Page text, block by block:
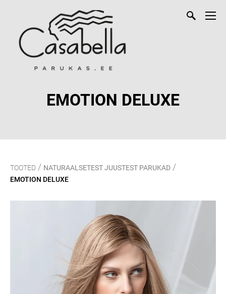
EMOTION DELUXE
TOOTED / NATURAALSETEST JUUSTEST PARUKAD /
EMOTION DELUXE